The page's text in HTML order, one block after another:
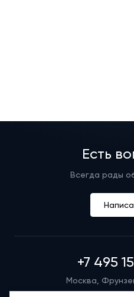
Есть
Всегда рады
+7 495
Москва,